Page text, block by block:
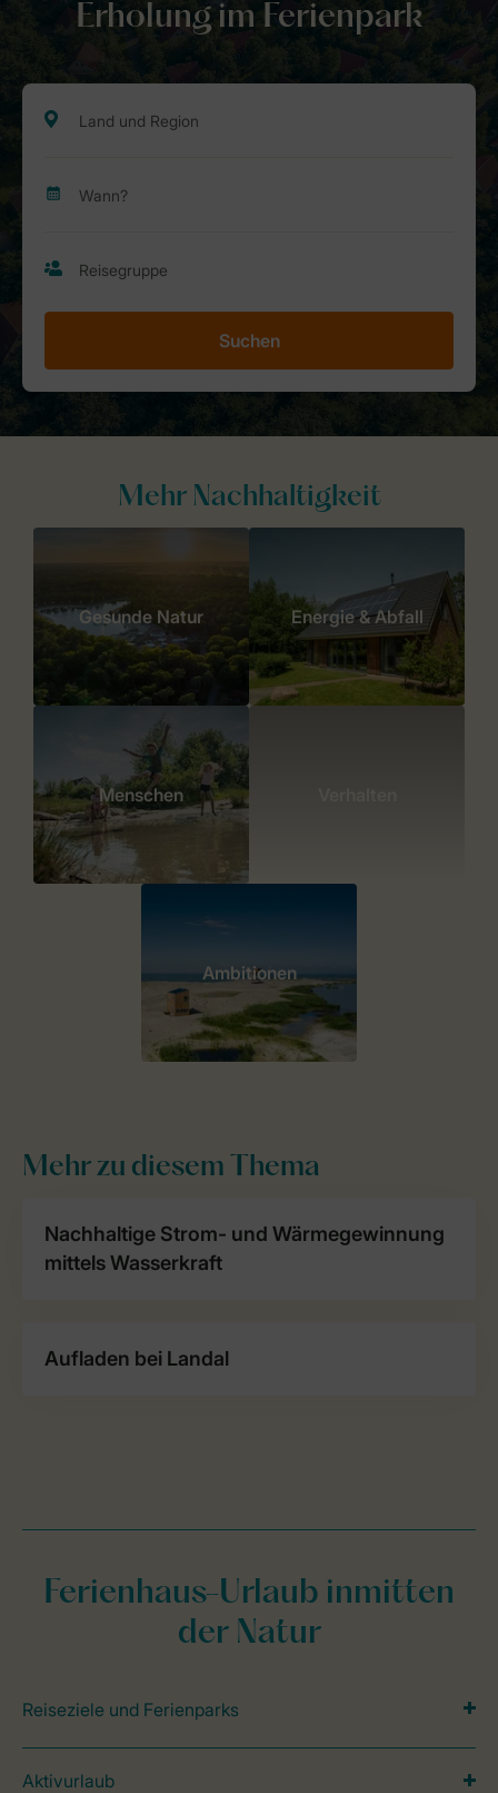
Erholung im Ferienpark
Suchen
Mehr Nachhaltigkeit
Gesunde Natur Energie & Abfall
Menschen
Ambitionen
Mehr zu diesem Thema
Nachhaltige Strom- und Wärmegewinnung
mittels Wasserkraft
Aufladen bei Landal
Ferienhaus-Urlaub inmitten
der Natur
Reiseziele und Ferienparks
Aktivurlaub